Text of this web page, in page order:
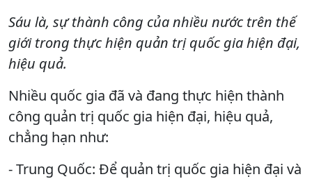
Sáu là, sự thành công của nhiều nước trên thế
giới trong thực hiện quản trị quốc gia hiện đại,
hiệu quả.
Nhiều quốc gia đã và đang thực hiện thành
công quản trị quốc gia hiện đại, hiệu quả,
chẳng hạn như:
- Trung Quốc: Để quản trị quốc gia hiện đại và